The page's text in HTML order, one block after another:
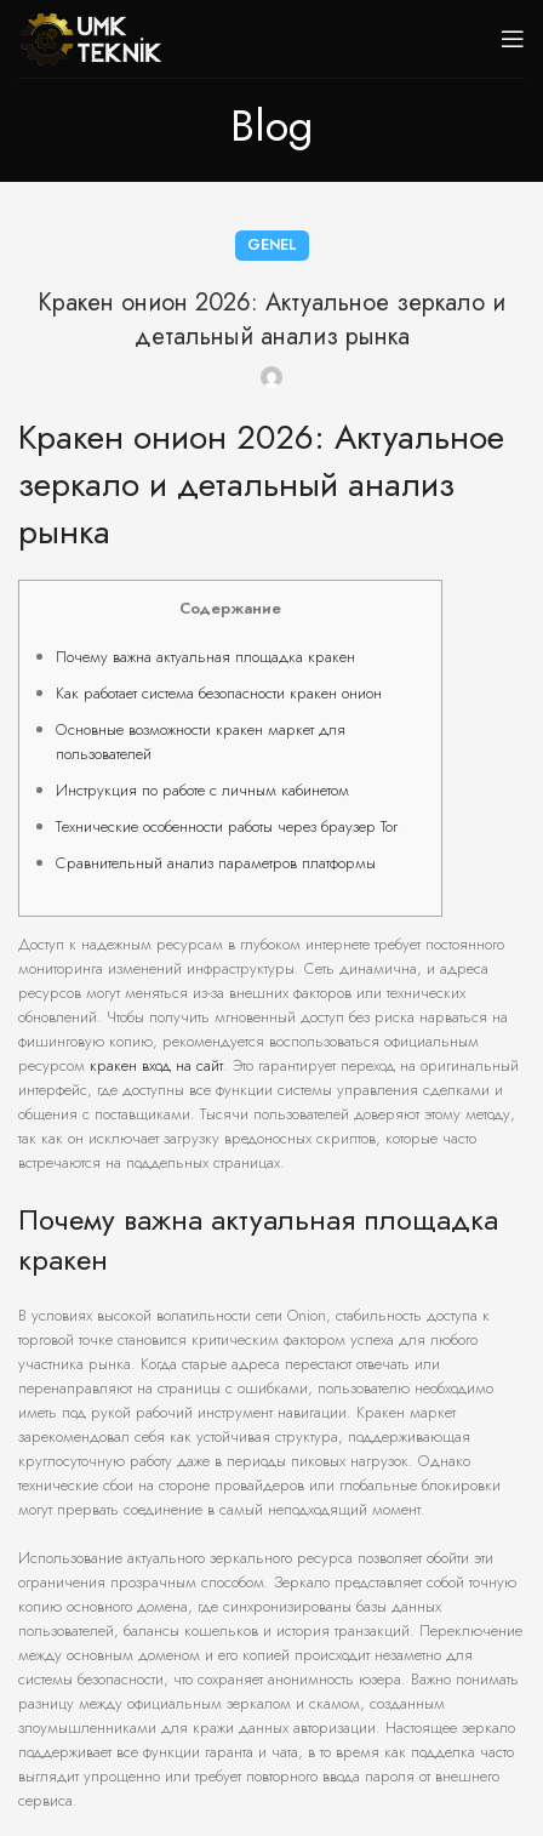
Blog
GENEL
Кракен онион 2026: Актуальное зеркало и
детальный анализ рынка
Кракен онион 2026: Актуальное
зеркало и детальный анализ
рынка
Содержание
Почему важна актуальная площадка кракен
Как работает система безопасности кракен онион
Основные возможности кракен маркет для
пользователей
Инструкция по работе с личным кабинетом
Технические особенности работы через браузер Tor
Сравнительный анализ параметров платформы
Доступ к надежным ресурсам в глубоком интернете требует постоянного
мониторинга изменений инфраструктуры. Сеть динамична, и адреса
ресурсов могут меняться из-за внешних факторов или технических
обновлений. Чтобы получить мгновенный доступ без риска нарваться на
фишинговую копию, рекомендуется воспользоваться официальным
ресурсом кракен вход на сайт. Это гарантирует переход на оригинальный
интерфейс, где доступны все функции системы управления сделками и
общения с поставщиками. Тысячи пользователей доверяют этому методу,
так как он исключает загрузку вредоносных скриптов, которые часто
встречаются на поддельных страницах.
Почему важна актуальная площадка
кракен
В условиях высокой волатильности сети Onion, стабильность доступа к
торговой точке становится критическим фактором успеха для любого
участника рынка. Когда старые адреса перестают отвечать или
перенаправляют на страницы с ошибками, пользователю необходимо
иметь под рукой рабочий инструмент навигации. Кракен маркет
зарекомендовал себя как устойчивая структура, поддерживающая
круглосуточную работу даже в периоды пиковых нагрузок. Однако
технические сбои на стороне провайдеров или глобальные блокировки
могут прервать соединение в самый неподходящий момент.
Использование актуального зеркального ресурса позволяет обойти эти
ограничения прозрачным способом. Зеркало представляет собой точную
копию основного домена, где синхронизированы базы данных
пользователей, балансы кошельков и история транзакций. Переключение
между основным доменом и его копией происходит незаметно для
системы безопасности, что сохраняет анонимность юзера. Важно понимать
разницу между официальным зеркалом и скамом, созданным
злоумышленниками для кражи данных авторизации. Настоящее зеркало
поддерживает все функции гаранта и чата, в то время как подделка часто
выглядит упрощенно или требует повторного ввода пароля от внешнего
сервиса.